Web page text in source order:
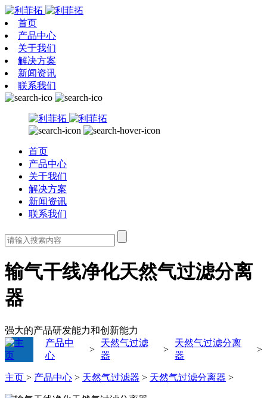
首页
产品中心
关于我们
解决方案
新闻资讯
联系我们
首页
产品中心
关于我们
解决方案
新闻资讯
联系我们
输气干线净化天然气过滤分离
器
强大的产品研发能力和创新能力
产品中
心
>
天然气过滤
器
>
天然气过滤分离
器
>
主页 > 产品中心 > 天然气过滤器 > 天然气过滤分离器 >